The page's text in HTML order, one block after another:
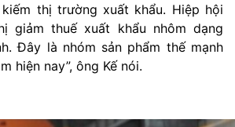
thị trường xuất khẩu. Hiệp hội
giảm thuế xuất khẩu nhôm dạng
Đây là nhóm sản phẩm thế mạnh
hiện nay”, ông Kế nói.